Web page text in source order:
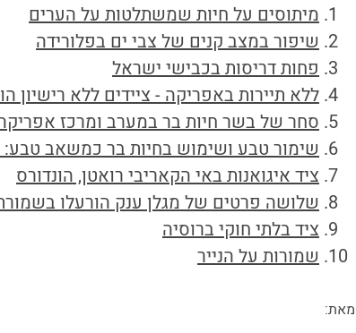
מיתוסים על חיות שמשתלטות על הערים
שיפור במצב קנים של צבי ים בפלורידה
פחות דריסות בכבישי ישראל
ללא תיירות באפריקה - ציידים ללא רישיון
סחר של בשר חיות בר במערב ומרכז
שימור טבע ושימוש בחיות בר כמשאב
ציד איגואנות באי הקאריבי רואטן, הונדורס
שלושה פרטים של מגלן ענק הורעלו
ציד בלתי חוקי ברוסיה
שמורות על הנייר
מאת: